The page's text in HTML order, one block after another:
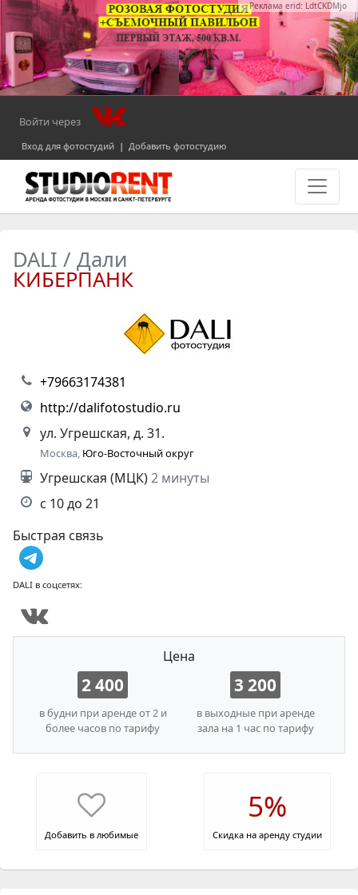
Реклама erid: LdtCKDMjo
Войти через
Вход для фотостудий | Добавить фотостудию
DALI / Дали
КИБЕРПАНК
+79663174381
http://dalifotostudio.ru
ул. Угрешская, д. 31.
Москва, Юго-Восточный округ
Угрешская (МЦК)2 минуты
с 10 до 21
Быстрая связь
DALI в соцсетях:
Цена
2 400
в будни при аренде от 2 и
более часов по тарифу
3 200
в выходные при аренде
зала на 1 час по тарифу
Добавить в любимые
5%
Скидка на аренду студии